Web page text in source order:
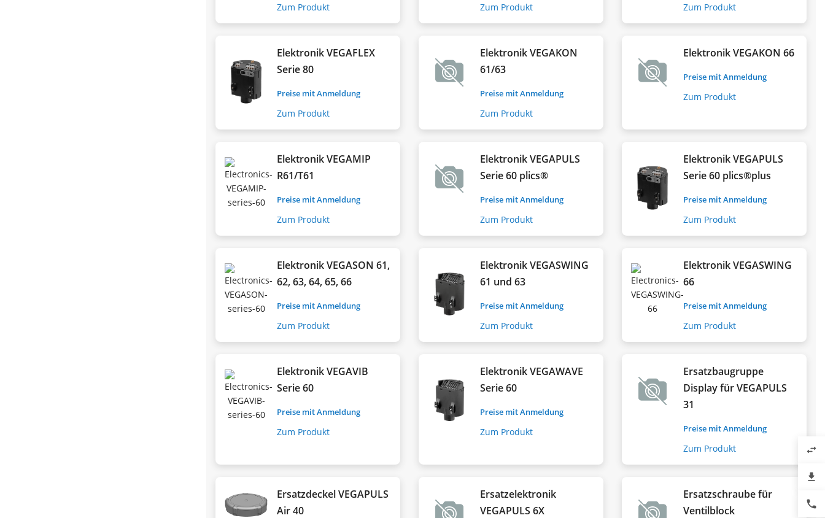
Zum Produkt Zum Produkt Zum Produkt
Elektronik VEGAFLEX
Serie 80
Preise mit Anmeldung
Zum Produkt
Elektronik VEGAKON
61/63
Preise mit Anmeldung
Zum Produkt
Elektronik VEGAKON 66
Preise mit Anmeldung
Zum Produkt
Elektronik VEGAMIP
R61/T61
Preise mit Anmeldung
Zum Produkt
Elektronik VEGAPULS
Serie 60 plics®
Preise mit Anmeldung
Zum Produkt
Elektronik VEGAPULS
Serie 60 plics®plus
Preise mit Anmeldung
Zum Produkt
Elektronik VEGASON 61,
62, 63, 64, 65, 66
Preise mit Anmeldung
Zum Produkt
Elektronik VEGASWING
61 und 63
Preise mit Anmeldung
Zum Produkt
Elektronik VEGASWING
66
Preise mit Anmeldung
Zum Produkt
Elektronik VEGAVIB
Serie 60
Preise mit Anmeldung
Zum Produkt
Elektronik VEGAWAVE
Serie 60
Preise mit Anmeldung
Zum Produkt
Ersatzbaugruppe
Display für VEGAPULS
31
Preise mit Anmeldung
Zum Produkt
Ersatzdeckel VEGAPULS
Air 40
Ersatzelektronik
VEGAPULS 6X
Ersatzschraube für
Ventilblock
swap_horiz
file_download
phone